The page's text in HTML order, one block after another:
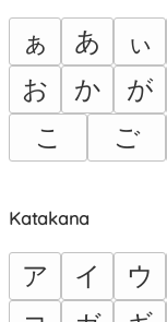
ぁ あ ぃ
お
か が
こ
ご
Katakana
ア イ ウ